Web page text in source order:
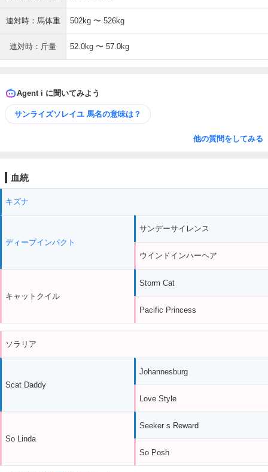
連対時：馬体重 502kg 〜 526kg
連対時：斤量 52.0kg 〜 57.0kg
Agent i に聞いてみよう
サンライズソレイユ 馬名の意味は？
他の質問をしてみる
血統
キズナ
ディープインパクト
キャットクイル
サンデーサイレンス
ウインドインハーヘア
Storm Cat
Pacific Princess
ソラリア
Scat Daddy
So Linda
Johannesburg
Love Style
Seeker s Reward
So Posh